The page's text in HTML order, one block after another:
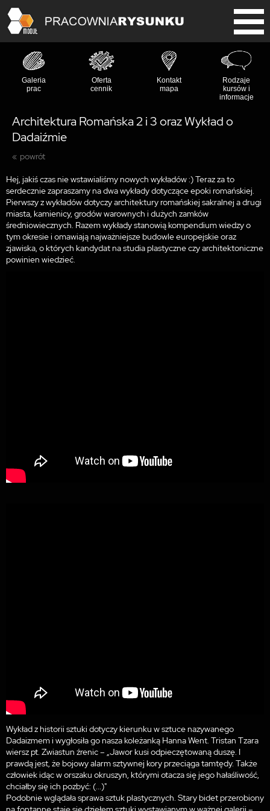
Galeria
prac
Oferta
cennik
Kontakt
mapa
Rodzaje
kursów i
informacje
Architektura Romańska 2 i 3 oraz Wykład o
Dadaiźmie
powrót
Hej, jakiś czas nie wstawialiśmy nowych wykładów :) Teraz za to
serdecznie zapraszamy na dwa wykłady dotyczące epoki romańskiej.
Pierwszy z wykładów dotyczy architektury romańskiej sakralnej a drugi
miasta, kamienicy, grodów warownych i dużych zamków
średniowiecznych. Razem wykłady stanowią kompendium wiedzy o
tym okresie i omawiają najważniejsze budowle europejskie oraz
zjawiska, o których kandydat na studia plastyczne czy architektoniczne
powinien wiedzieć.
Wykład z historii sztuki dotyczy kierunku w sztuce nazywanego
Dadaizmem i wygłosiła go nasza koleżanką Hanna Went. Tristan Tzara
wiersz pt. Zwiastun źrenic – „Jawor kusi odpieczętowaną duszę. I
prawdą jest, że bojowy alarm sztywnej kory przeciąga tamtędy. Także
człowiek idąc w orszaku okruszyn, którymi otacza się jego hałaśliwość,
chciałby się ich pozbyć: (...)"
Podobnie wglądała sprawa sztuk plastycznych. Stary bidet przerobiony